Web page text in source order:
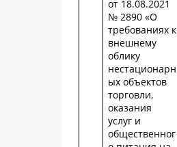
от 18.08.2021
№ 2890 «О
требованиях к
внешнему
облику
нестационарн
ых объектов
торговли,
оказания
услуг и
общественног